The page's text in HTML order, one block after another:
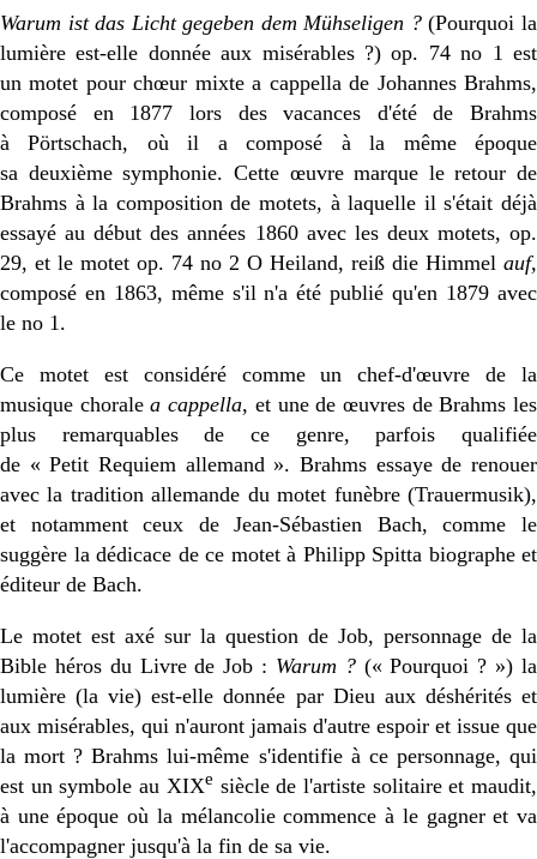
Warum ist das Licht gegeben dem Mühseligen ?(Pourquoi la
lumière est-elle donnée aux misérables ?) op. 74 no 1 est
un motet pour chœur mixte a cappella de Johannes Brahms,
composé en 1877 lors des vacances d'été de Brahms
à Pörtschach, où il a composé à la même époque
sa deuxième symphonie. Cette œuvre marque le retour de
Brahms à la composition de motets, à laquelle il s'était déjà
essayé au début des années 1860 avec les deux motets, op.
29, et le motet op. 74 no 2 O Heiland, reiß die Himmel auf,
composé en 1863, même s'il n'a été publié qu'en 1879 avec
le no 1.
Ce motet est considéré comme un chef-d'œuvre de la
musique choralea cappella, et une de œuvres de Brahms les
plus remarquables de ce genre, parfois qualifiée
de « Petit Requiem allemand ». Brahms essaye de renouer
avec la tradition allemande du motet funèbre (Trauermusik),
et notamment ceux de Jean-Sébastien Bach, comme le
suggère la dédicace de ce motet à Philipp Spitta biographe et
éditeur de Bach.
Le motet est axé sur la question de Job, personnage de la
Bible héros du Livre de Job : Warum ?(« Pourquoi ? ») la
lumière (la vie) est-elle donnée par Dieu aux déshérités et
aux misérables, qui n'auront jamais d'autre espoir et issue que
la mort ? Brahms lui-même s'identifie à ce personnage, qui
est un symbole au XIXe siècle de l'artiste solitaire et maudit,
à une époque où la mélancolie commence à le gagner et va
l'accompagner jusqu'à la fin de sa vie.